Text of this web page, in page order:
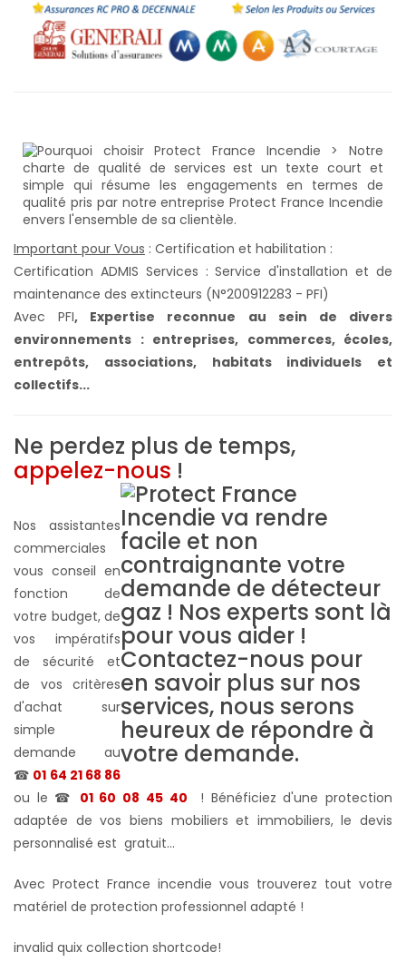
Important pour Vous : Certification et habilitation :
Certification ADMIS Services : Service d'installation et de
maintenance des extincteurs (N°200912283 - PFI)
Avec PFI, Expertise reconnue au sein de divers
environnements : entreprises, commerces, écoles,
entrepôts, associations, habitats individuels et
collectifs...
Ne perdez plus de temps,
appelez-nous !
Nos assistantes
commerciales
vous conseil en
fonction de
votre budget, de
vos impératifs
de sécurité et
de vos critères
d'achat sur
simple
demande au
☎ 01 64 21 68 86
ou le ☎ 01 60 08 45 40
! Bénéficiez d'une protection
adaptée de vos biens mobiliers et immobiliers, le devis
personnalisé est gratuit...
Avec Protect France incendie vous trouverez tout votre
matériel de protection professionnel adapté !
invalid quix collection shortcode!